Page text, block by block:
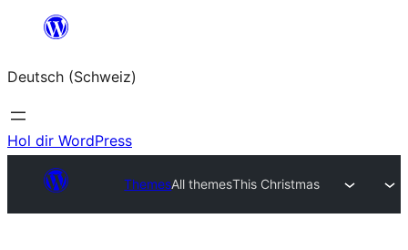
springen
Deutsch (Schweiz)
Hol dir WordPress
ThemesAll themesThis Christmas